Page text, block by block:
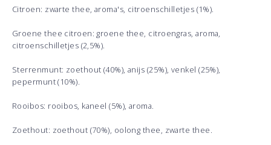
Citroen: zwarte thee, aroma's, citroenschilletjes (1%).
Groene thee citroen: groene thee, citroengras, aroma,
citroenschilletjes (2,5%).
Sterrenmunt: zoethout (40%), anijs (25%), venkel (25%),
pepermunt (10%).
Rooibos: rooibos, kaneel (5%), aroma.
Zoethout: zoethout (70%), oolong thee, zwarte thee.